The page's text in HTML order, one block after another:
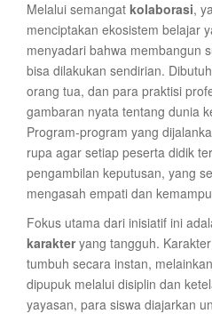
Melalui semangat kolaborasi,
menciptakan ekosistem belajar
menyadari bahwa membangun
bisa dilakukan sendirian.
orang tua, dan para praktisi
gambaran nyata tentang dunia
Program-program yang
rupa agar setiap peserta didik
pengambilan keputusan, yang
mengasah empati dan
Fokus utama dari inisiatif ini
karakteryang tangguh.
tumbuh secara instan,
dipupuk melalui disiplin dan
yayasan, para siswa diajarkan